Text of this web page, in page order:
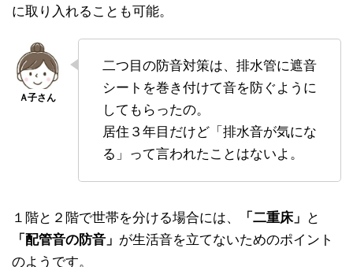
に取り入れることも可能。
二つ目の防音対策は、排水管に遮音
シートを巻き付けて音を防ぐように
してもらったの。
居住３年目だけど「排水音が気にな
る」って言われたことはないよ。
１階と２階で世帯を分ける場合には、 「二重床」
と
「配管音の防音」 が生活音を立てないためのポイント
のようです。